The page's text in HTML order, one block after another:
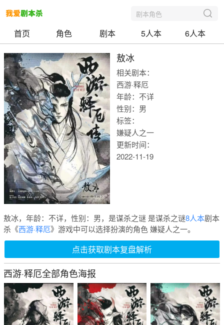
我爱剧本
剧本角色
首页 角色 剧本 5人本 6人本
敖冰
相关剧本：
西游·释厄
年龄：不详
性别：男
标签：
嫌疑人之一
更新时间：
2022-11-19
敖冰，年龄：不详，性别：男，是谋杀之谜 是谋杀之谜8人本剧本
杀《西游·释厄》游戏中可以选择扮演的角色 嫌疑人之一。
点击获取剧本复盘解析
西游·释厄全部角色海报